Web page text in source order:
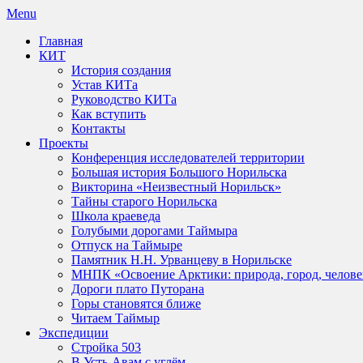
Skip
content
Menu
Главная
КИТ
История создания
Устав КИТа
Руководство КИТа
Как вступить
Контакты
Проекты
Конференция исследователей территории
Большая история Большого Норильска
Викторина «Неизвестный Норильск»
Тайны старого Норильска
Школа краеведа
Голубыми дорогами Таймыра
Отпуск на Таймыре
Памятник Н.Н. Урванцеву в Норильске
МНПК «Освоение Арктики: природа, город,
Дороги плато Путорана
Горы становятся ближе
Читаем Таймыр
Экспедиции
Стройка 503